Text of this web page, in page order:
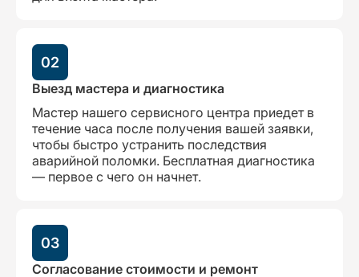
02
Выезд мастера и диагностика
Мастер нашего сервисного центра приедет в
течение часа после получения вашей заявки,
чтобы быстро устранить последствия
аварийной поломки. Бесплатная диагностика
— первое с чего он начнет.
03
Согласование стоимости и ремонт